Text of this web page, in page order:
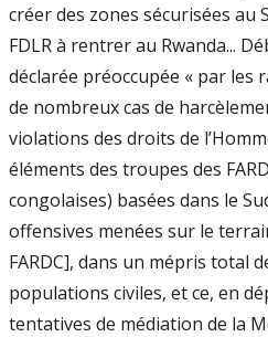
créer des zones sécurisées au
FDLR à rentrer au Rwanda...
déclarée préoccupée « par les
de nombreux cas de
violations des droits de
éléments des troupes des
congolaises) basées dans le
offensives menées sur le
FARDC], dans un mépris total
populations civiles, et ce, en
tentatives de médiation de la